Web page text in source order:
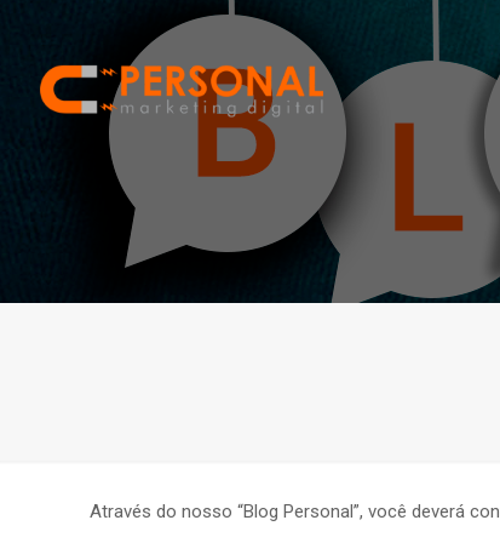
Através do nosso “Blog Personal”, você deverá